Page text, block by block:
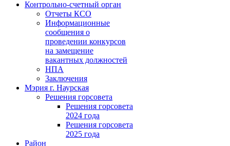
Контрольно-счетный орган
Отчеты КСО
Информационные
сообщения о
проведении конкурсов
на замещение
вакантных должностей
НПА
Заключения
Мэрия г. Наурская
Решения горсовета
Решения горсовета
2024 года
Решения горсовета
2025 года
Район